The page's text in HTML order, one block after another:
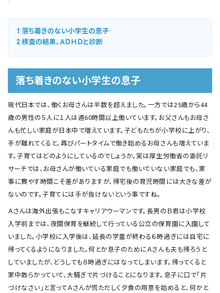
1 落ち着きのない小学生の息子
2検査の結果、ＡＤＨＤと診断
落ち着きのない小学生の息子
現代日本では、働くお母さんは半数を超えました。一方では25歳から44
歳の男性の５人に１人は週60時間以上働いています。お父さんもお母さ
んも忙しい家庭が日本中で増えています。子どもたちが小学校に上がり、
手が離れてくると、再びパートタイムで働き始めるお母さんも増えていま
す。子育てはどのようにしているのでしょうか。実は厚生労働省の委託リ
サーチでは、お母さんが働いている家庭でも働いていない家庭でも、家
事に費やす時間こそ差がありますが、帰宅後の育児時間には大きな差が
ないのです。子育てには手が抜けないという事ですね。
Ａさんは海外出張もこなすキャリアウーマンです。長男のＢ君は小学校
入学前までは、夜間保育を継続して行っている公立の保育園に入園して
いました。小学校に入学後は、延長の学童が終わる６時過ぎには自宅に
帰ってくるようになりました。何とか息子のためにＡさんも夫も帰ろうと
していましたが、どうしても８時過ぎにはなってしまいます。帰ってくると
家中散らかっていて、大騒ぎで片づけることになります。息子に口で「片
づけなさい」と言ってＡさんが慌ただしく夕食の用意を始めると、何かと